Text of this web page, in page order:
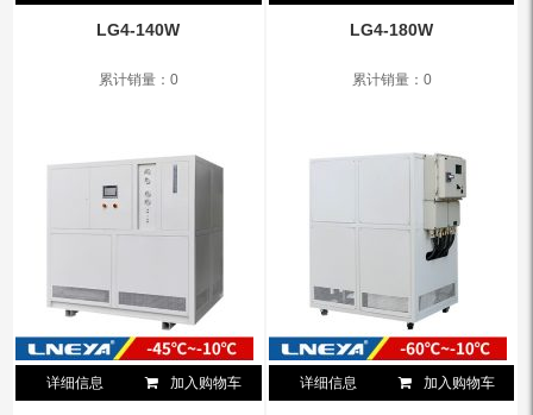
LG4-140W
累计销量：0
LG4-180W
累计销量：0
详细信息 加入购物车 详细信息 加入购物车